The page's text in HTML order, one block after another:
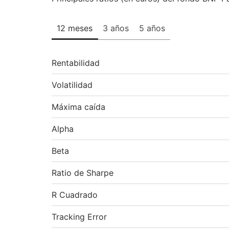
12 meses 3 años 5 años
Rentabilidad
Volatilidad
Máxima caída
Alpha
Beta
Ratio de Sharpe
R Cuadrado
Tracking Error